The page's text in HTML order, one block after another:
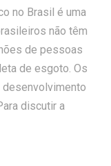
no Brasil é uma
não têm
de pessoas
de esgoto. Os
desenvolvimento
discutir a